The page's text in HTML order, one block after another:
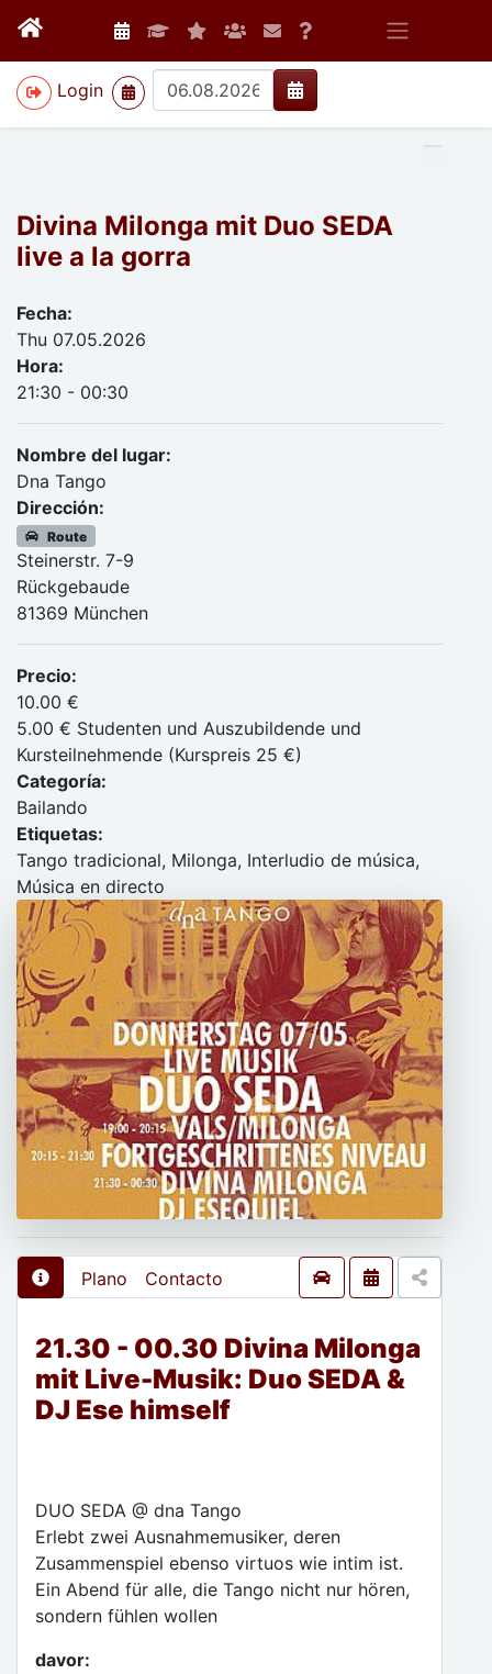
Login
>
Divina Milonga mit Duo SEDA
live a la gorra
Fecha:
Thu 07.05.2026
Hora:
21:30 - 00:30
Nombre del lugar:
Dna Tango
Dirección:
Route
Steinerstr. 7-9
Rückgebaude
81369 München
Precio:
10.00 €
5.00 € Studenten und Auszubildende und
Kursteilnehmende (Kurspreis 25 €)
Categoría:
Bailando
Etiquetas:
Tango tradicional, Milonga, Interludio de música,
Música en directo
Plano Contacto
21.30 - 00.30 Divina Milonga
mit Live-Musik: Duo SEDA &
DJ Ese himself
DUO SEDA @ dna Tango
Erlebt zwei Ausnahmemusiker, deren
Zusammenspiel ebenso virtuos wie intim ist.
Ein Abend für alle, die Tango nicht nur hören,
sondern fühlen wollen
davor: